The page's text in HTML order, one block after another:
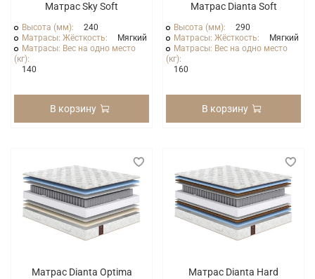
Матрас Sky Soft
Высота (мм):
240
Матрасы: Жёсткость:
Мягкий
Матрасы: Вес на одно место
(кг):
140
В корзину
Матрас Dianta Soft
Высота (мм):
290
Матрасы: Жёсткость:
Мягкий
Матрасы: Вес на одно место
(кг):
160
В корзину
Матрас Dianta Optima Матрас Dianta Hard